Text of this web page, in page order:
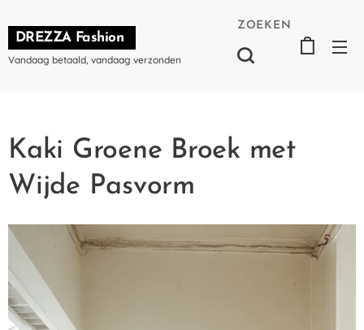
DREZZA Fashion
Vandaag betaald, vandaag verzonden
ZOEKEN
Kaki Groene Broek met
Wijde Pasvorm